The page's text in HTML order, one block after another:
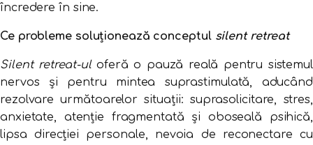
încredere în sine.
Ce probleme soluționează conceptul silent retreat
Silent retreat-uloferă o pauză reală pentru sistemul
nervos și pentru mintea suprastimulată, aducând
rezolvare următoarelor situații: suprasolicitare, stres,
anxietate, atenție fragmentată și oboseală psihică,
lipsa direcției personale, nevoia de reconectare cu